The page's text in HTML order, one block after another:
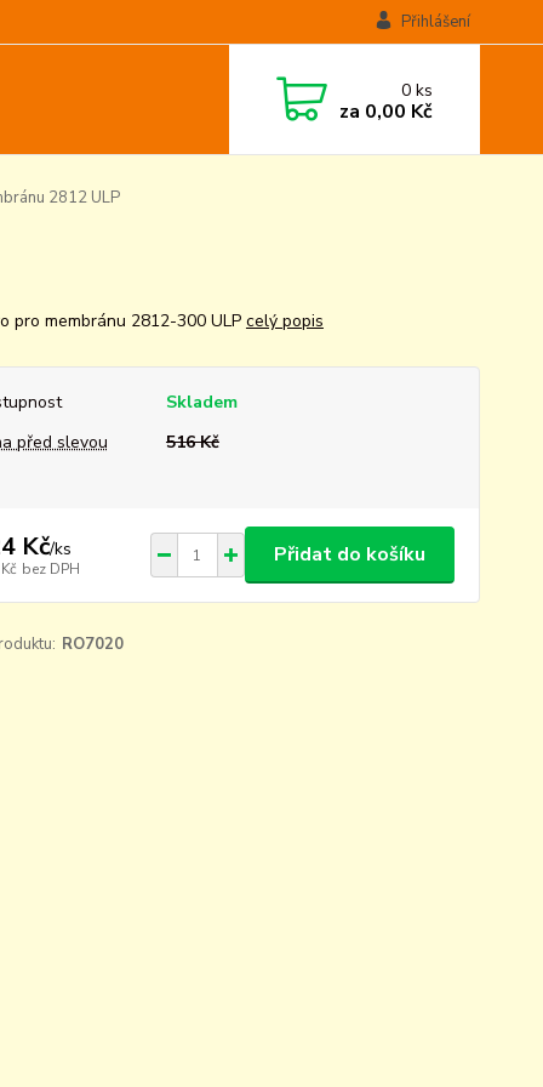
Přihlášení
0ks
za 0,00 Kč
2812 ULP
pro membránu 2812-300 ULP celý popis
Skladem
před slevou
516 Kč
Kč/ks
bez DPH
Přidat do košíku
RO7020